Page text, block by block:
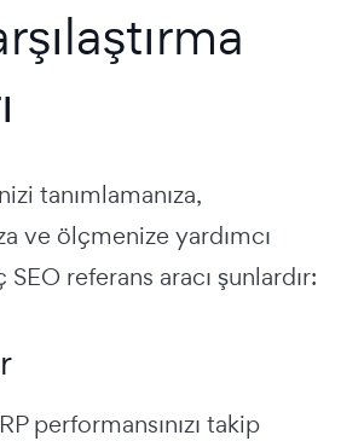
tanımlamanıza,
ve ölçmenize yardımcı
referans aracı şunlardır:
performansınızı takip